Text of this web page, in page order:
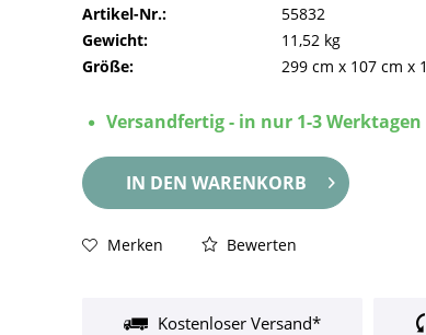
Artikel-Nr.:
55832
Gewicht:
11,52 kg
Größe:
299 cm x 107 cm x
Versandfertig - in nur 1-3
IN DEN WARENKORB
Merken Bewerten
Kostenloser Versand*